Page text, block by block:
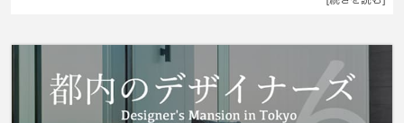
楽しめる1Kです。失敗したくないお部屋探しな
ご連絡ください。信頼できるスタッフが対応致
します。